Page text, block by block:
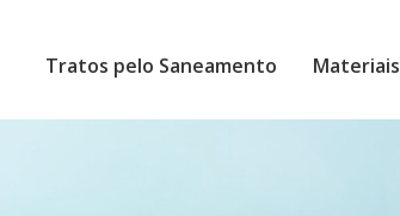
Tratos pelo Saneamento Materiais